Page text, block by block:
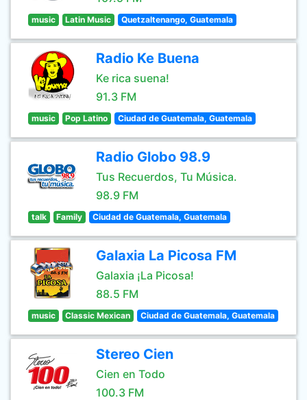
music Latin Music Quetzaltenango, Guatemala
Radio Ke Buena
Ke rica suena!
91.3 FM
music Pop Latino Ciudad de Guatemala, Guatemala
Radio Globo 98.9
Tus Recuerdos, Tu Música.
98.9 FM
talk Family Ciudad de Guatemala, Guatemala
Galaxia La Picosa FM
Galaxia ¡La Picosa!
88.5 FM
music Classic Mexican Ciudad de Guatemala, Guatemala
Stereo Cien
Cien en Todo
100.3 FM